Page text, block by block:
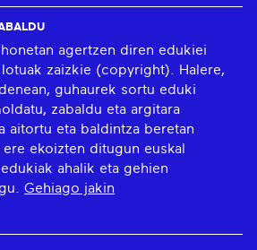
agertzen diren edukiei
zaizkie (copyright). Halere,
guhaurek sortu eduki
zabaldu eta argitara
aitortu eta baldintza beretan
ekoizten ditugun euskal
ahalik eta gehien
Gehiago jakin